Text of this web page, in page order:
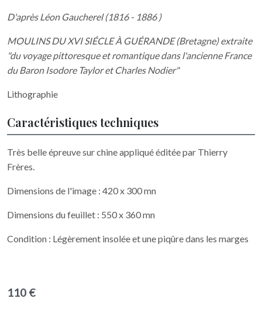
D'après Léon Gaucherel (1816 - 1886 )
MOULINS DU XVI SIÉCLE À GUÉRANDE (Bretagne) extraite
"du voyage pittoresque et romantique dans l'ancienne France
du Baron Isodore Taylor et Charles Nodier"
Lithographie
Caractéristiques techniques
Très belle épreuve sur chine appliqué éditée par Thierry
Frères.
Dimensions de l'image : 420 x 300 mn
Dimensions du feuillet : 550 x 360 mn
Condition : Légèrement insolée et une piqûre dans les marges
110 €